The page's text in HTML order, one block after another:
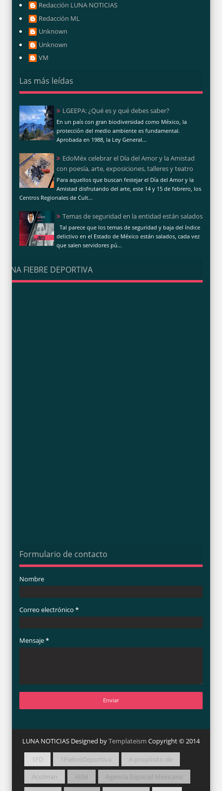
Redacción LUNA NOTICIAS
Redacción ML
Unknown
Unknown
VM
Las más leídas
LGEEPA: ¿Qué es y qué debes saber?
En un país con gran biodiversidad como México, la
protección del medio ambiente es fundamental.
Aprobada en 1988, la Ley General...
EdoMéx celebrar el Día del Amor y la Amistad
con poesía, arte, exposiciones, talleres y teatro
Para aquellos que buscan festejar el Día del Amor y la
Amistad disfrutando del arte, este 14 y 15 de febrero, los
Centros Regionales de Cult...
Temas de seguridad en la entidad están salados
Tal parece que los temas de seguridad y baja del índice
delictivo en el Estado de México están salados, cada vez
que salen servidores pú...
UNA FIEBRE DEPORTIVA
Formulario de contacto
Nombre
Correo electrónico *
Mensaje*
LUNA NOTICIAS Designed byTemplateism Copyright © 2014
1FD 1FiebreDeportiva
A propósito de
Acolman
AEM
Agencia Espacial Mexicana